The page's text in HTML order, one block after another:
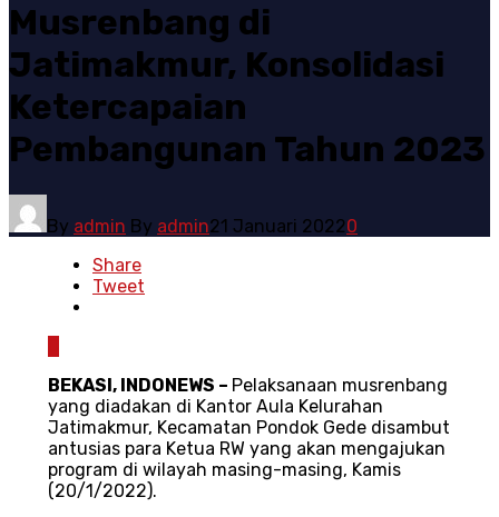
Musrenbang di
Jatimakmur, Konsolidasi
Ketercapaian
Pembangunan Tahun 2023
By admin By admin21 Januari 20220
Share
Tweet
BEKASI, INDONEWS – Pelaksanaan musrenbang
yang diadakan di Kantor Aula Kelurahan
Jatimakmur, Kecamatan Pondok Gede disambut
antusias para Ketua RW yang akan mengajukan
program di wilayah masing-masing, Kamis
(20/1/2022).